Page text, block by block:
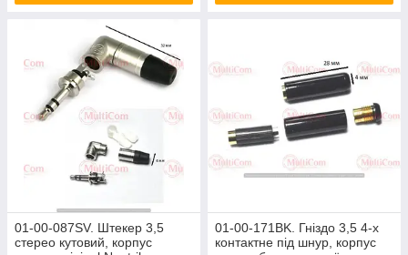
01-00-087SV. Штекер 3,5
стерео кутовий, корпус
01-00-171BK. Гніздо 3,5 4-х
контактне під шнур, корпус